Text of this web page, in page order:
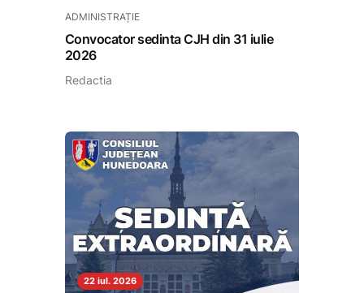
ADMINISTRAȚIE
Convocator sedinta CJH din 31 iulie
2026
Redactia
22 iul. 2026